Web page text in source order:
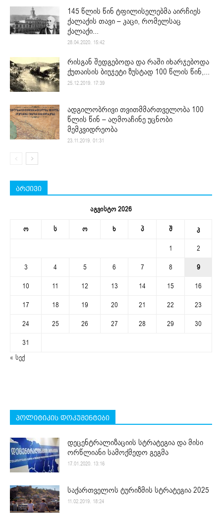
145 წლის წინ ტფილისელებმა აირჩიეს
ქალაქის თავი – კაცი, რომელსაც
ქალაქი...
28.04.2020. 15:42
რისგან შედგებოდა და რაში იხარჯებოდა
ქუთაისის ბიუჯეტი ზუსტად 100 წლის წინ,...
25.12.2019. 17:39
ადგილობრივი თვითმმართველობა 100
წლის წინ – აღმოაჩინე უცნობი
მემკვიდრეობა
23.11.2019. 01:31
არქივი
აგვისტო 2026
ო ს ო ხ პ შ კ
1
2
3
4 5 6 7 8
9
10
11 12 13 14 15
16
17
18 19 20 21 22
23
24
25 26 27 28 29
30
31
« სექ
პოლიტიკის დოკუმენტები
დეცენტრალიზაციის სტრატეგია და მისი
ორწლიანი სამოქმედო გეგმა
17.01.2020. 13:16
საქართველოს ტურიზმის სტრატეგია 2025
11.02.2019. 18:24